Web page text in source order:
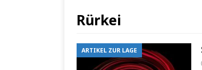
Rürkei
ARTIKEL ZUR LAGE